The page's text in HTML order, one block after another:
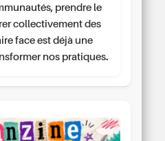
prendre le
collectivement des
face est déjà une
nos pratiques.